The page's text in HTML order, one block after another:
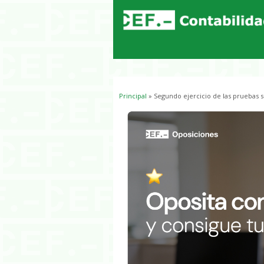
Usted está aquí
Principal » Segundo ejercicio de las pruebas